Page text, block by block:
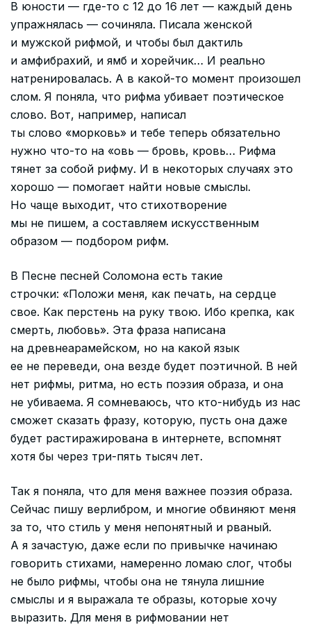
В юности — где-то с 12 до 16 лет — каждый день
упражнялась — сочиняла. Писала женской
и мужской рифмой, и чтобы был дактиль
и амфибрахий, и ямб и хорейчик… И реально
натренировалась. А в какой-то момент произошел
слом. Я поняла, что рифма убивает поэтическое
слово. Вот, например, написал
ты слово «морковь» и тебе теперь обязательно
нужно что-то на «овь — бровь, кровь… Рифма
тянет за собой рифму. И в некоторых случаях это
хорошо — помогает найти новые смыслы.
Но чаще выходит, что стихотворение
мы не пишем, а составляем искусственным
образом — подбором рифм.
В Песне песней Соломона есть такие
строчки: «Положи меня, как печать, на сердце
свое. Как перстень на руку твою. Ибо крепка, как
смерть, любовь». Эта фраза написана
на древнеарамейском, но на какой язык
ее не переведи, она везде будет поэтичной. В ней
нет рифмы, ритма, но есть поэзия образа, и она
не убиваема. Я сомневаюсь, что кто-нибудь из нас
сможет сказать фразу, которую, пусть она даже
будет растиражирована в интернете, вспомнят
хотя бы через три-пять тысяч лет.
Так я поняла, что для меня важнее поэзия образа.
Сейчас пишу верлибром, и многие обвиняют меня
за то, что стиль у меня непонятный и рваный.
А я зачастую, даже если по привычке начинаю
говорить стихами, намеренно ломаю слог, чтобы
не было рифмы, чтобы она не тянула лишние
смыслы и я выражала те образы, которые хочу
выразить. Для меня в рифмовании нет